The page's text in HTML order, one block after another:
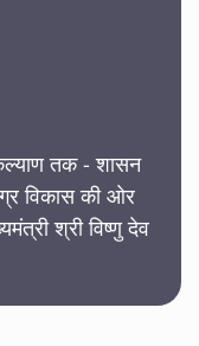
तक - शासन
विकास की ओर
श्री विष्णु देव